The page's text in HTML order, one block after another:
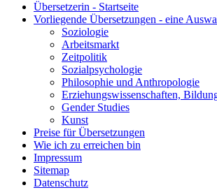
Übersetzerin - Startseite
Vorliegende Übersetzungen - eine
Soziologie
Arbeitsmarkt
Zeitpolitik
Sozialpsychologie
Philosophie und Anthropologie
Erziehungswissenschaften,
Gender Studies
Kunst
Preise für Übersetzungen
Wie ich zu erreichen bin
Impressum
Sitemap
Datenschutz